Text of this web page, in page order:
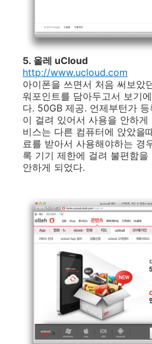
5. 올레 uCloud
http://www.ucloud.com
아이폰을 쓰면서 처음 써보았
워포인트를 담아두고서 보기
다. 50GB 제공. 언제부턴가
이 걸려 있어서 사용을 안하게
비스는 다른 컴퓨터에 앉았을
료를 받아서 사용해야하는 경
록 기기 제한에 걸려 불편함
안하게 되었다.